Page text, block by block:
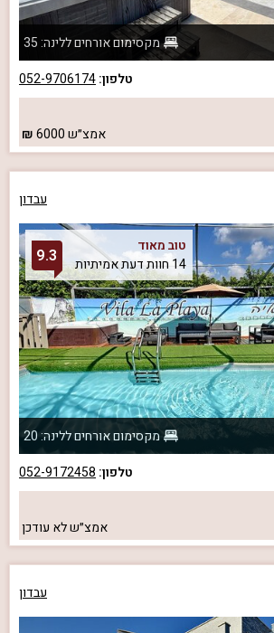
מקסימום אורחים ללינה: 35
טלפון:052-9706174
אמצ״ש6000
עבדון
טוב מאוד
14 חוות דעת אמיתיות
9.3
מקסימום אורחים ללינה: 20
טלפון: 052-9172458
אמצ״שלא עודכן
עבדון